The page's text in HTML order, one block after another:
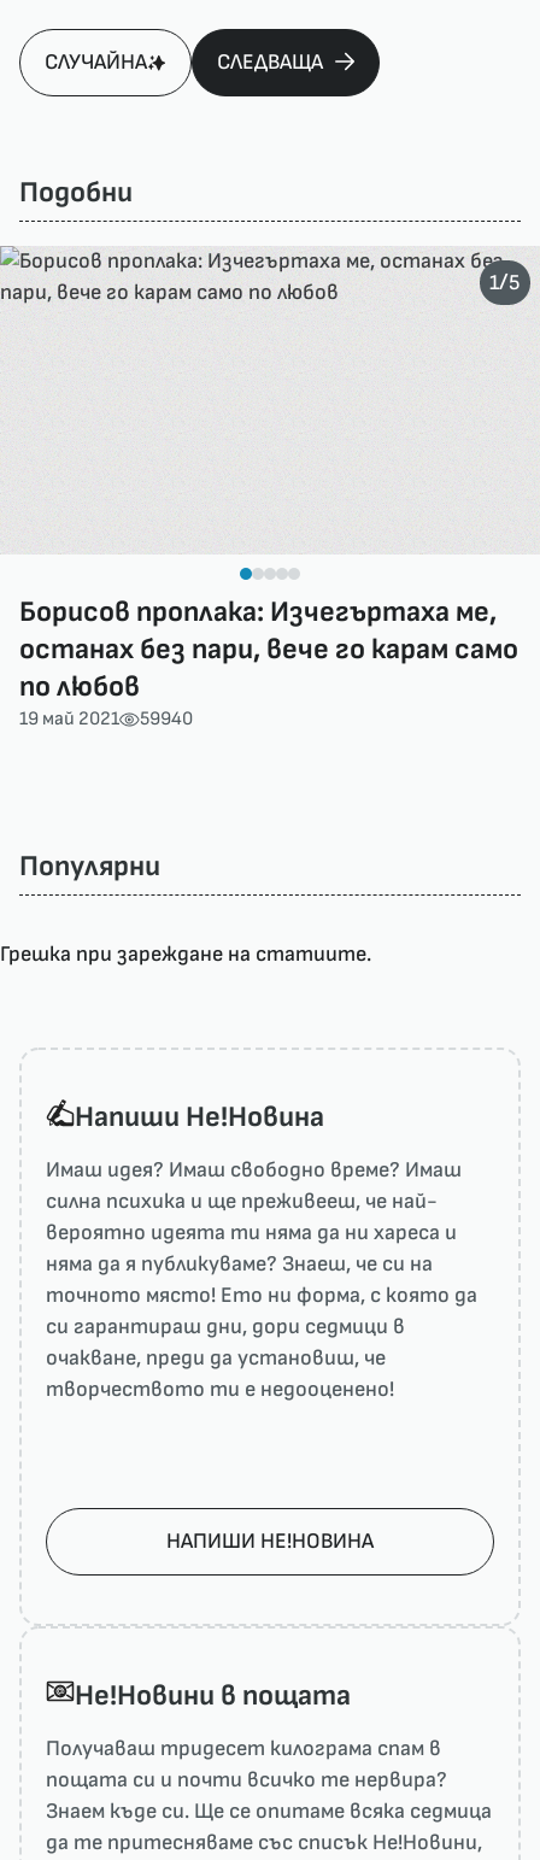
СЛУЧАЙНА СЛЕДВАЩА
Подобни
Борисов проплака: Изчегъртаха ме,
останах без пари, вече го карам само
по любов
19 май 2021 59940
1/5
Популярни
Грешка при зареждане на статиите.
Напиши He!Новина
Имаш идея? Имаш свободно време? Имаш
силна психика и ще преживееш, че най-
вероятно идеята ти няма да ни харесa и
няма да я публикуваме? Знаеш, че си на
точното място! Ето ни форма, с която да
си гарантираш дни, дори седмици в
очакване, преди да установиш, че
творчеството ти е недооценено!
НАПИШИ НЕ!НОВИНА
He!Новини в пощата
Получаваш тридесет килограма спам в
пощата си и почти всичко те нервира?
Знаем къде си. Ще се опитаме всяка седмица
да те притесняваме със списък He!Новини,